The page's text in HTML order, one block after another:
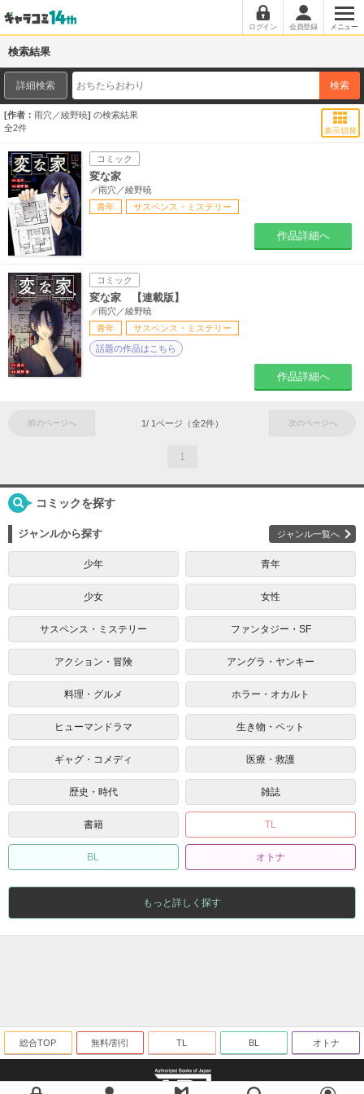
ログイン 会員登録 メニュー
検索結果
詳細検索 検索
作者： 雨穴／綾野暁
の検索結果
全2件 表示切替
コミック
変な家
雨穴／綾野暁
青年
サスペンス・ミステリー
作品詳細へ
コミック
変な家 【連載版】
雨穴／綾野暁
青年
サスペンス・ミステリー
話題の作品はこちら
作品詳細へ
前のページへ 1/ 1ページ（全2件） 次のページへ
1
コミックを探す
ジャンルから探す ジャンル一覧へ
少年 青年
少女 女性
サスペンス・ミステリー ファンタジー・SF
アクション・冒険 アングラ・ヤンキー
料理・グルメ ホラー・オカルト
ヒューマンドラマ 生き物・ペット
ギャグ・コメディ 医療・救護
歴史・時代 雑誌
書籍 TL
BL オトナ
もっと詳しく探す
総合TOP 無料/割引 TL BL オトナ